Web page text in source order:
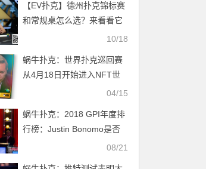
【EV扑克】德州扑克锦标赛
和常规桌怎么选？来看看它
10/18
蜗牛扑克：世界扑克巡回赛
从4月18日开始进入NFT世
04/15
蜗牛扑克：2018 GPI年度排
行榜：Justin Bonomo是否
08/21